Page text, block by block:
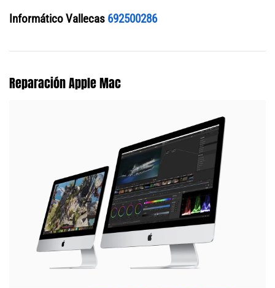
Informático Vallecas 692500286
Reparación Apple Mac